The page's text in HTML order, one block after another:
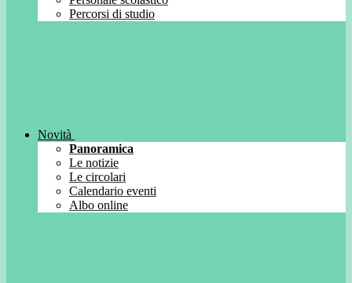
Percorsi di studio
Novità
Panoramica
Le notizie
Le circolari
Calendario eventi
Albo online